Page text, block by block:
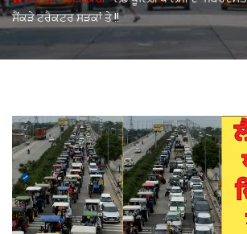
ਸੈਂਕੜੇ ਟਰੈਕਟਰ ਸੜਕਾਂ ਤੇ !!